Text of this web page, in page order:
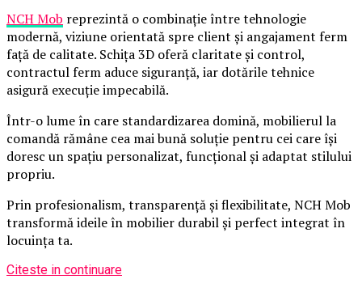
NCH Mob reprezintă o combinație între tehnologie
modernă, viziune orientată spre client și angajament ferm
față de calitate. Schița 3D oferă claritate și control,
contractul ferm aduce siguranță, iar dotările tehnice
asigură execuție impecabilă.
Într-o lume în care standardizarea domină, mobilierul la
comandă rămâne cea mai bună soluție pentru cei care își
doresc un spațiu personalizat, funcțional și adaptat stilului
propriu.
Prin profesionalism, transparență și flexibilitate, NCH Mob
transformă ideile în mobilier durabil și perfect integrat în
locuința ta.
Citeste in continuare